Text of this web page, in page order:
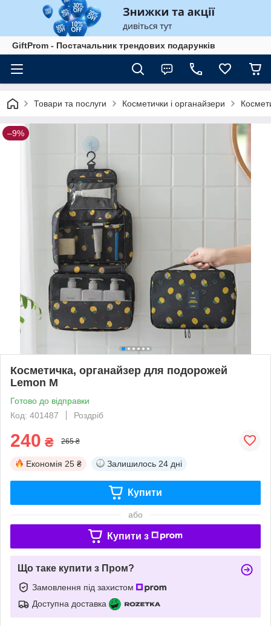
GiftProm - Постачальник трендових подарунків
Товари та послуги Косметички і органайзери
–9%
Косметичка, органайзер для подорожей
Lemon M
Готово до відправки
Код: 401487
Роздріб
240 ₴ 265 ₴
Економія 25 ₴ Залишилось 24 дні
Купити
або
Купити з
Що таке купити з Пром?
Замовлення під захистом
Доступна доставка